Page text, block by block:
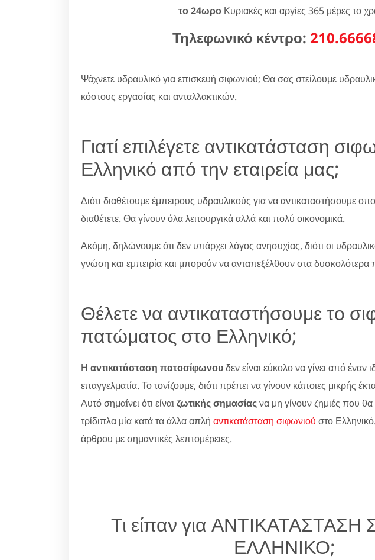
το 24ωροΚυριακές και αργίες 365 μέρες το
Τηλεφωνικό κέντρο:
Ψάχνετε υδραυλικό για επισκευή σιφωνιού; Θα σας στείλουμε
κόστους εργασίας και ανταλλακτικών.
Γιατί επιλέγετε αντικατάσταση
Ελληνικό από την εταιρεία μας;
Διότι διαθέτουμε έμπειρους υδραυλικούς για να αντικαταστήσουμε
διαθέτετε. Θα γίνουν όλα λειτουργικά αλλά και πολύ οικονομικά.
Ακόμη, δηλώνουμε ότι δεν υπάρχει λόγος ανησυχίας, διότι οι
γνώση και εμπειρία και μπορούν να ανταπεξέλθουν στα δυσκολότερα
Θέλετε να αντικαταστήσουμε το
πατώματος στο Ελληνικό;
Η αντικατάσταση πατοσίφωνουδεν είναι εύκολο να γίνει από έναν
επαγγελματία. Το τονίζουμε, διότι πρέπει να γίνουν κάποιες μικρής
Αυτό σημαίνει ότι είναι ζωτικής σημασίαςνα μη γίνουν ζημιές που
τρίδιπλα μία κατά τα άλλα απλή αντικατάσταση σιφωνιού στο
άρθρου με σημαντικές λεπτομέρειες.
Τι είπαν για
ΕΛΛΗΝΙΚΟ;